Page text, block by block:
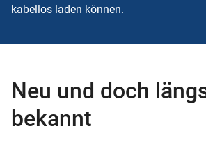
kabellos laden können.
Neu und doch
bekannt